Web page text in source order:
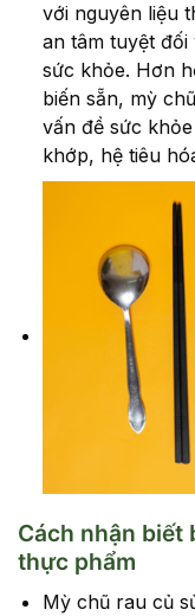
với nguyên liệu
an tâm tuyệt
sức khỏe. Hơn
biến sẵn, mỳ
vấn đề sức
khớp, hệ tiêu
Cách nhận biết
thực phẩm
Mỳ chũ rau củ